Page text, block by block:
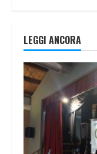
LEGGI ANCORA